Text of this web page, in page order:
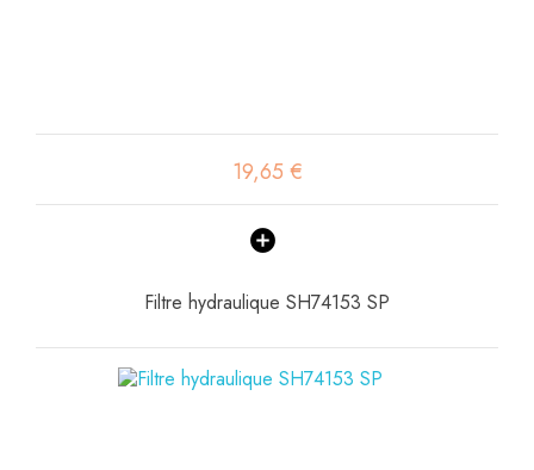
19,65 €
Filtre hydraulique SH74153 SP